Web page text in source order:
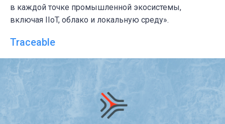
в каждой точке промышленной экосистемы,
включая IIoT, облако и локальную среду».
Traceable